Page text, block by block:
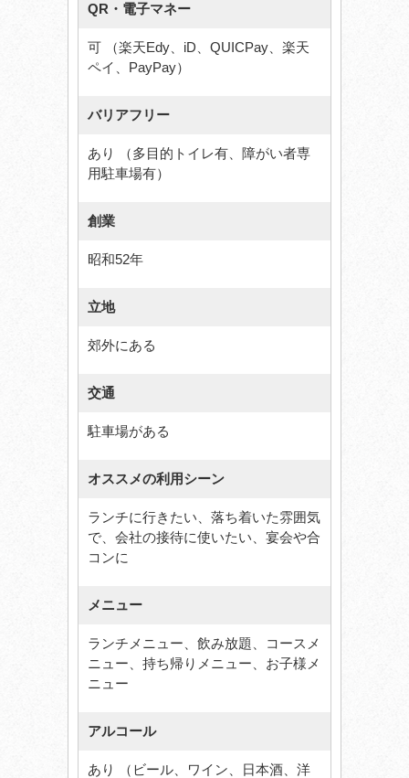
QR・電子マネー
可 （楽天Edy、iD、QUICPay、楽天
ペイ、PayPay）
バリアフリー
あり （多目的トイレ有、障がい者専
用駐車場有）
創業
昭和52年
立地
郊外にある
交通
駐車場がある
オススメの利用シーン
ランチに行きたい、落ち着いた雰囲気
で、会社の接待に使いたい、宴会や合
コンに
メニュー
ランチメニュー、飲み放題、コースメ
ニュー、持ち帰りメニュー、お子様メ
ニュー
アルコール
あり （ビール、ワイン、日本酒、洋